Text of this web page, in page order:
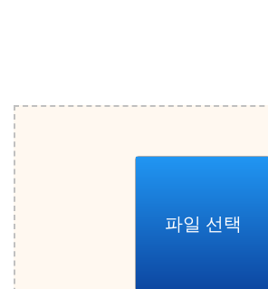
파일 선택